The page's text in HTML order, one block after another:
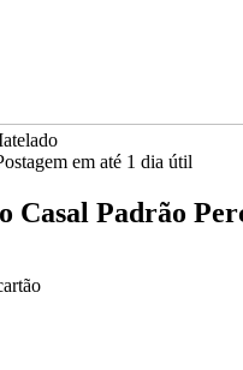
em até 1 dia útil
Casal Padrão